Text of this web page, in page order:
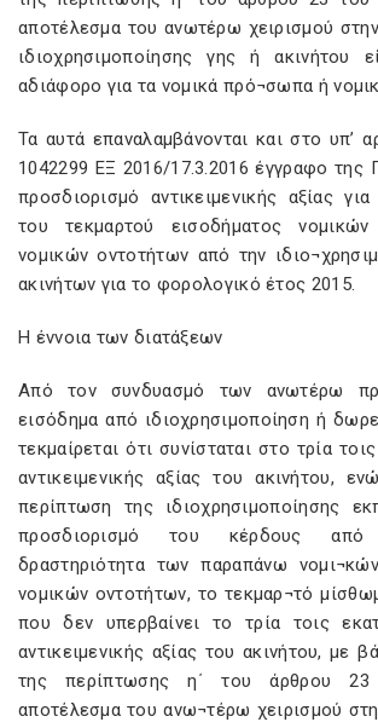
αποτέλεσμα του ανωτέρω χειρισμού
ιδιοχρησιμοποίησης γης ή ακινήτου
αδιάφορο για τα νομικά πρό¬σωπα ή
Τα αυτά επαναλαμβάνονται και στο υπ’
1042299 ΕΞ 2016/17.3.2016 έγγραφο της
προσδιορισμό αντικειμενικής αξίας
του τεκμαρτού εισοδήματος
νομικών οντοτήτων από την
ακινήτων για το φορολογικό έτος 2015.
Η έννοια των διατάξεων
Από τον συνδυασμό των ανωτέρω
εισόδημα από ιδιοχρησιμοποίηση ή
τεκμαίρεται ότι συνίσταται στο τρία
αντικειμενικής αξίας του ακινήτου,
περίπτωση της ιδιοχρησιμοποίησης
προσδιορισμό του κέρδους από
δραστηριότητα των παραπάνω
νομικών οντοτήτων, το τεκμαρ¬τό
που δεν υπερβαίνει το τρία τοις
αντικειμενικής αξίας του ακινήτου, με
της περίπτωσης η΄ του άρθρου
αποτέλεσμα του ανω¬τέρω χειρισμού